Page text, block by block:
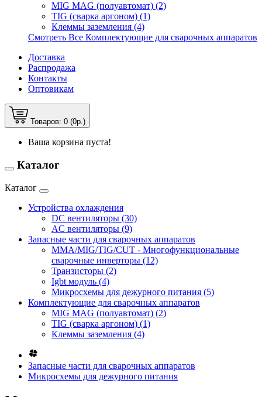
MIG MAG (полуавтомат) (2)
TIG (сварка аргоном) (1)
Клеммы заземления (4)
Смотреть Все Комплектующие для сварочных аппаратов
Доставка
Распродажа
Контакты
Оптовикам
Товаров: 0 (0р.)
Ваша корзина пуста!
Каталог
Каталог
Устройства охлаждения
DC вентиляторы (30)
AC вентиляторы (9)
Запасные части для сварочных аппаратов
MMA/MIG/TIG/CUT - Многофункциональные
сварочные инверторы (12)
Транзисторы (2)
Igbt модуль (4)
Микросхемы для дежурного питания (5)
Комплектующие для сварочных аппаратов
MIG MAG (полуавтомат) (2)
TIG (сварка аргоном) (1)
Клеммы заземления (4)
Запасные части для сварочных аппаратов
Микросхемы для дежурного питания